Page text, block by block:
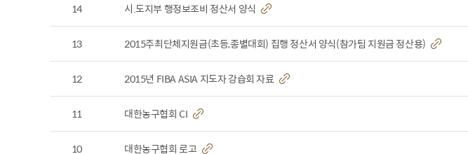
14 시.도지부 행정보조비 정산서 양식
13 2015주최단체지원금(초등,종별대회) 집행 정산서 양식(참가팀 지원금 정산용)
12 2015년 FIBA ASIA 지도자 강습회 자료
11 대한농구협회 CI
10 대한농구협회 로고